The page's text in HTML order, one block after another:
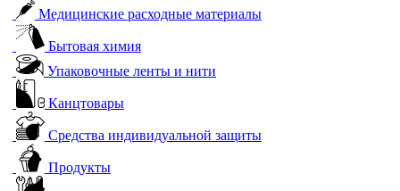
Медицинские расходные материалы
Бытовая химия
Упаковочные ленты и нити
Канцтовары
Средства индивидуальной защиты
Продукты